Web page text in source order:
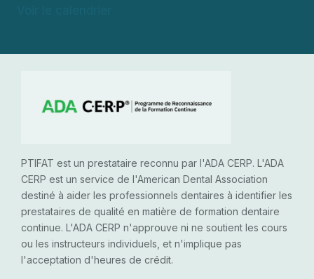
PTIFAT est un prestataire reconnu par l'ADA CERP. L'ADA
CERP est un service de l'American Dental Association
destiné à aider les professionnels dentaires à identifier les
prestataires de qualité en matière de formation dentaire
continue. L'ADA CERP n'approuve ni ne soutient les cours
ou les instructeurs individuels, et n'implique pas
l'acceptation d'heures de crédit.